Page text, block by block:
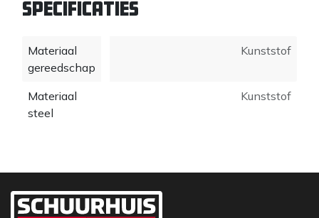
zeer goed te reinigen. Het sterke blad van deze
uitvoering. De kunststof ATLAS graanschop is
ideaal voor het opscheppen van grote volumes licht
materiaal zoals bijvoorbeeld sneeuw, voer of
tuinafval.
batsesteel van 130 cm en zonder steel.
Specificaties
Materiaal
gereedschap
Kunststof
Materiaal
steel
Kunststof